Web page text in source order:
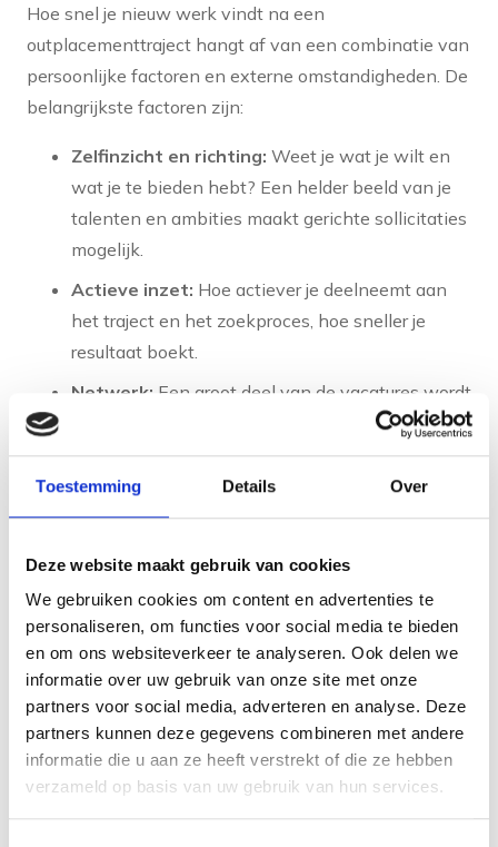
Toestemming Details Over
Deze website maakt gebruik van cookies
We gebruiken cookies om content en advertenties te
personaliseren, om functies voor social media te bieden
en om ons websiteverkeer te analyseren. Ook delen we
informatie over uw gebruik van onze site met onze
partners voor social media, adverteren en analyse. Deze
partners kunnen deze gegevens combineren met andere
informatie die u aan ze heeft verstrekt of die ze hebben
verzameld op basis van uw gebruik van hun services.
Hoe snel je nieuw werk vindt na een
outplacementtraject hangt af van een combinatie van
persoonlijke factoren en externe omstandigheden. De
belangrijkste factoren zijn:
Zelfinzicht en richting: Weet je wat je wilt en
wat je te bieden hebt? Een helder beeld van je
talenten en ambities maakt gerichte sollicitaties
mogelijk.
Actieve inzet: Hoe actiever je deelneemt aan
het traject en het zoekproces, hoe sneller je
resultaat boekt.
Netwerk: Een groot deel van de vacatures wordt
ingevuld via via. Actief netwerken vergroot je
kansen aanzienlijk.
Flexibiliteit:
Ben je bereid om te kijken naar
functies of sectoren die je niet direct had
overwogen? Dit vergroot het speelveld.
Arbeidsmarkt in jouw sector:De vraag naar
professionals in jouw vakgebied speelt een grote
rol in de snelheid waarmee je een nieuwe functie
vindt.
Kwaliteit van de begeleiding:Een ervaren
loopbaancoach die aansluit bij jouw behoeften
maakt een wezenlijk verschil.